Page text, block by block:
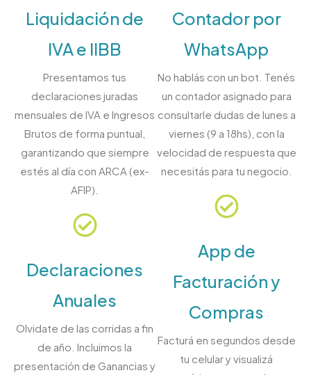
Liquidación de
IVA e IIBB
Presentamos tus
declaraciones juradas
mensuales de IVA e Ingresos
Brutos de forma puntual,
garantizando que siempre
estés al día con ARCA (ex-
AFIP).
Declaraciones
Anuales
Olvidate de las corridas a fin
de año. Incluimos la
presentación de Ganancias y
Contador por
WhatsApp
No hablás con un bot. Tenés
un contador asignado para
consultarle dudas de lunes a
viernes (9 a 18hs), con la
velocidad de respuesta que
necesitás para tu negocio.
App de
Facturación y
Compras
Facturá en segundos desde
tu celular y visualizá